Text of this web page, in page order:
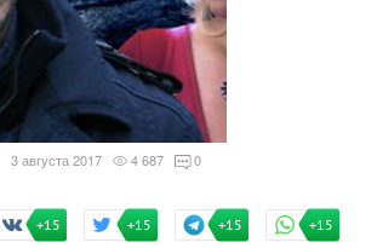
3 августа 2017 4 687 0
+15 +15 +15 +15